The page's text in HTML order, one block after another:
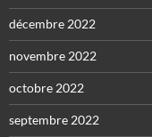
décembre 2022
novembre 2022
octobre 2022
septembre 2022